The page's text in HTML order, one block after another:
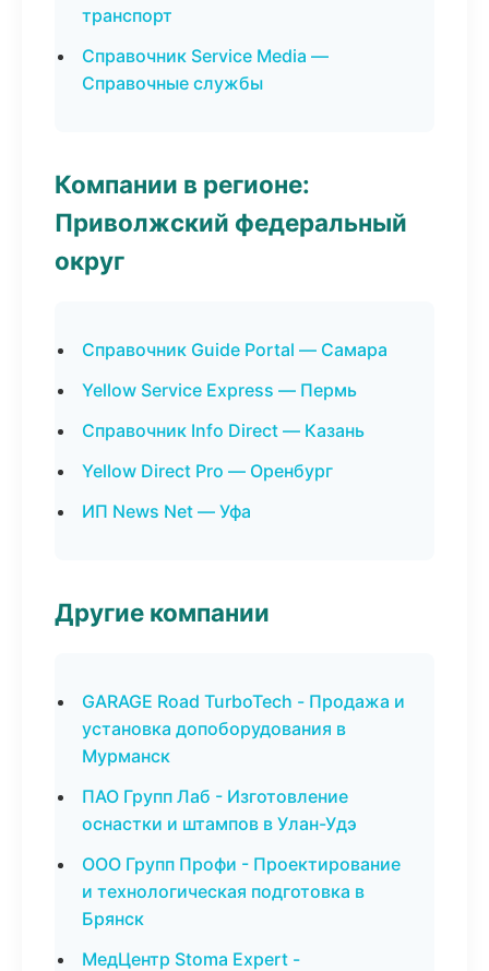
транспорт
Справочник Service Media —
Справочные службы
Компании в регионе:
Приволжский федеральный
округ
Справочник Guide Portal — Самара
Yellow Service Express — Пермь
Справочник Info Direct — Казань
Yellow Direct Pro — Оренбург
ИП News Net — Уфа
Другие компании
GARAGE Road TurboTech - Продажа и
установка допоборудования в
Мурманск
ПАО Групп Лаб - Изготовление
оснастки и штампов в Улан-Удэ
ООО Групп Профи - Проектирование
и технологическая подготовка в
Брянск
МедЦентр Stoma Expert -